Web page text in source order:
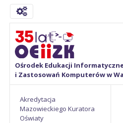
Ośrodek Edukacji
i Zastosowań Komputerów w
Akredytacja
Mazowieckiego Kuratora
Oświaty